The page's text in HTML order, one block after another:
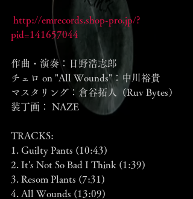
http://emrecords.shop-pro.jp/?
pid=141657044
作曲・演奏：日野浩志郎
チェロ on "All Wounds"：中川裕貴
マスタリング：倉谷拓人（Ruv Bytes）
装丁画： NAZE
TRACKS:
1. Guilty Pants (10:43)
2. It's Not So Bad I Think (1:39)
3. Resom Plants (7:31)
4. All Wounds (13:09)